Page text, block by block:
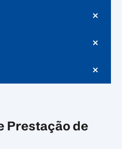
Prestação de